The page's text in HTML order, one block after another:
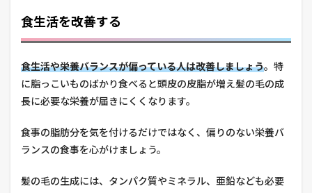
食生活を改善する
食生活や栄養バランスが偏っている人は改善しましょう。特
に脂っこいものばかり食べると頭皮の皮脂が増え髪の毛の成
長に必要な栄養が届きにくくなります。
食事の脂肪分を気を付けるだけではなく、偏りのない栄養バ
ランスの食事を心がけましょう。
髪の毛の生成には、タンパク質やミネラル、亜鉛なども必要